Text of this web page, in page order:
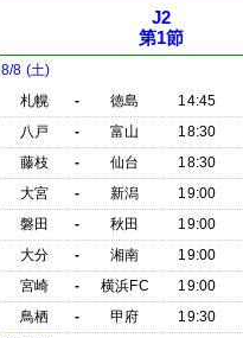
J2
第1節
8/8 (土)
札幌
- 徳島 14:45
八戸
- 富山 18:30
藤枝
- 仙台 18:30
大宮
- 新潟 19:00
磐田
- 秋田 19:00
大分
- 湘南 19:00
宮崎
- 横浜FC 19:00
鳥栖
- 甲府 19:30